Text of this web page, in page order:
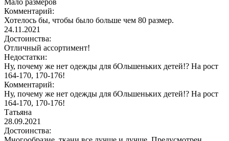
Комментарий:
Хотелось бы, чтобы было больше чем 80 размер.
24.11.2021
Достоинства:
Отличный ассортимент!
Недостатки:
Ну, почему же нет одежды для бОльшеньких детей!? На рост
164-170, 170-176!
Комментарий:
Ну, почему же нет одежды для бОльшеньких детей!? На рост
164-170, 170-176!
Татьяна
28.09.2021
Достоинства: